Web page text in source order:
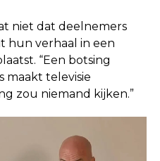
niet dat deelnemers
hun verhaal in een
“Een botsing
maakt televisie
zou niemand kijken.”